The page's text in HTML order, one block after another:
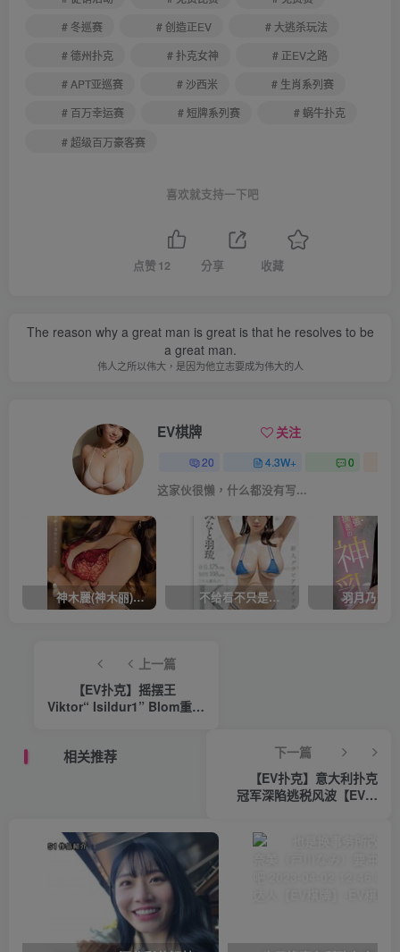
# 冬巡赛
# 创造正EV
# 大逃杀玩法
# 德州扑克
# 扑克女神
# 正EV之路
# APT亚巡赛
# 沙西米
# 生肖系列赛
# 百万幸运赛
# 短牌系列赛
# 蜗牛扑克
# 超级百万豪客赛
喜欢就支持一下吧
点赞 12 分享 收藏
The reason why a great man is great is that he resolves to be
a great man.
伟人之所以伟大，是因为他立志要成为伟大的人
EV棋牌 关注
20 4.3W+ 0
这家伙很懒，什么都没有写...
神木麗(神木丽)作品STARS-804发布！出道一周年，华丽布拉甲闪亮动人！【EV棋牌】 不给看不只是吊胃口！K奶的みなと羽琉(凑羽琉)原来是无码妹「水原圣子」？【EV棋牌】
上一篇
【EV扑克】摇摆王
Viktor“ Isildur1” Blom重返
下一篇
【EV扑克】意大利扑克
冠军深陷逃税风波【EV棋
相关推荐